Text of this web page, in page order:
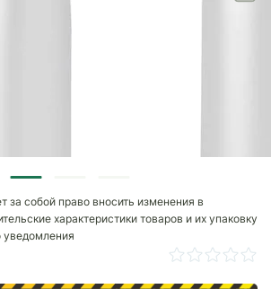
за собой право вносить изменения в
характеристики товаров и их упаковку
уведомления